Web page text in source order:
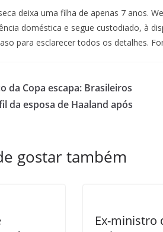
deixa uma filha de apenas 7 anos.
doméstica e segue custodiado, à
para esclarecer todos os detalhes.
da Copa escapa: Brasileiros
da esposa de Haaland após
gostar também
Ex-ministro